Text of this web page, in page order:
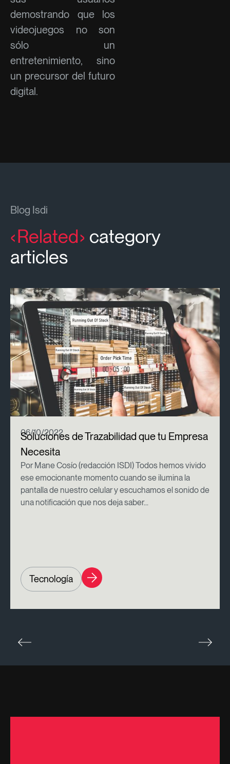
demostrando que los
videojuegos no son
sólo un
entretenimiento, sino
un precursor del futuro
digital.
Blog Isdi
Related category
articles
06/10/2022
Soluciones de Trazabilidad que tu Empresa
Necesita
Por Mane Cosío (redacción ISDI) Todos hemos vivido
ese emocionante momento cuando se ilumina la
pantalla de nuestro celular y escuchamos el sonido de
una notificación que nos deja saber...
Tecnología